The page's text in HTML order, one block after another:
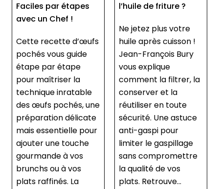
une
l’huile de friture ?
huile après cuisson !
Jean-François Bury
vous explique
comment la filtrer, la
conserver et la
réutiliser en toute
sécurité. Une astuce
anti-gaspi pour
limiter le gaspillage
sans compromettre
la qualité de vos
plats. Retrouve...
un oeuf est frais ?
Un simple geste
pour vérifier la
fraîcheur d’un œuf !
Jean-François Bury
vous montre sa
méthode infaillible
pour reconnaître si
un œuf est encore
bon à consommer.
Fiez-vous à l’œil et à
l’eau pour ne plus
jamais vo...